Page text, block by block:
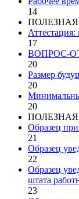
14
Аттестация:
17
ВОПРОС-
20
Размер
20
20
Образец
21
Образец
22
Образец
штата
23